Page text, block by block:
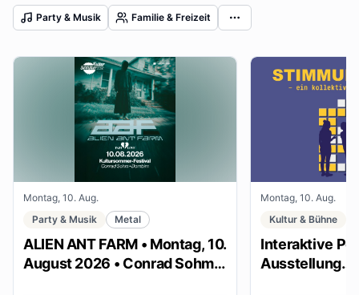
Party & Musik Familie & Freizeit
Montag, 10. Aug.
Party & Musik
Metal
ALIEN ANT FARM • Montag, 10.
August 2026 • Conrad Sohm
Montag, 10. Aug.
Kultur & Bühne
Interaktive
Ausstellung